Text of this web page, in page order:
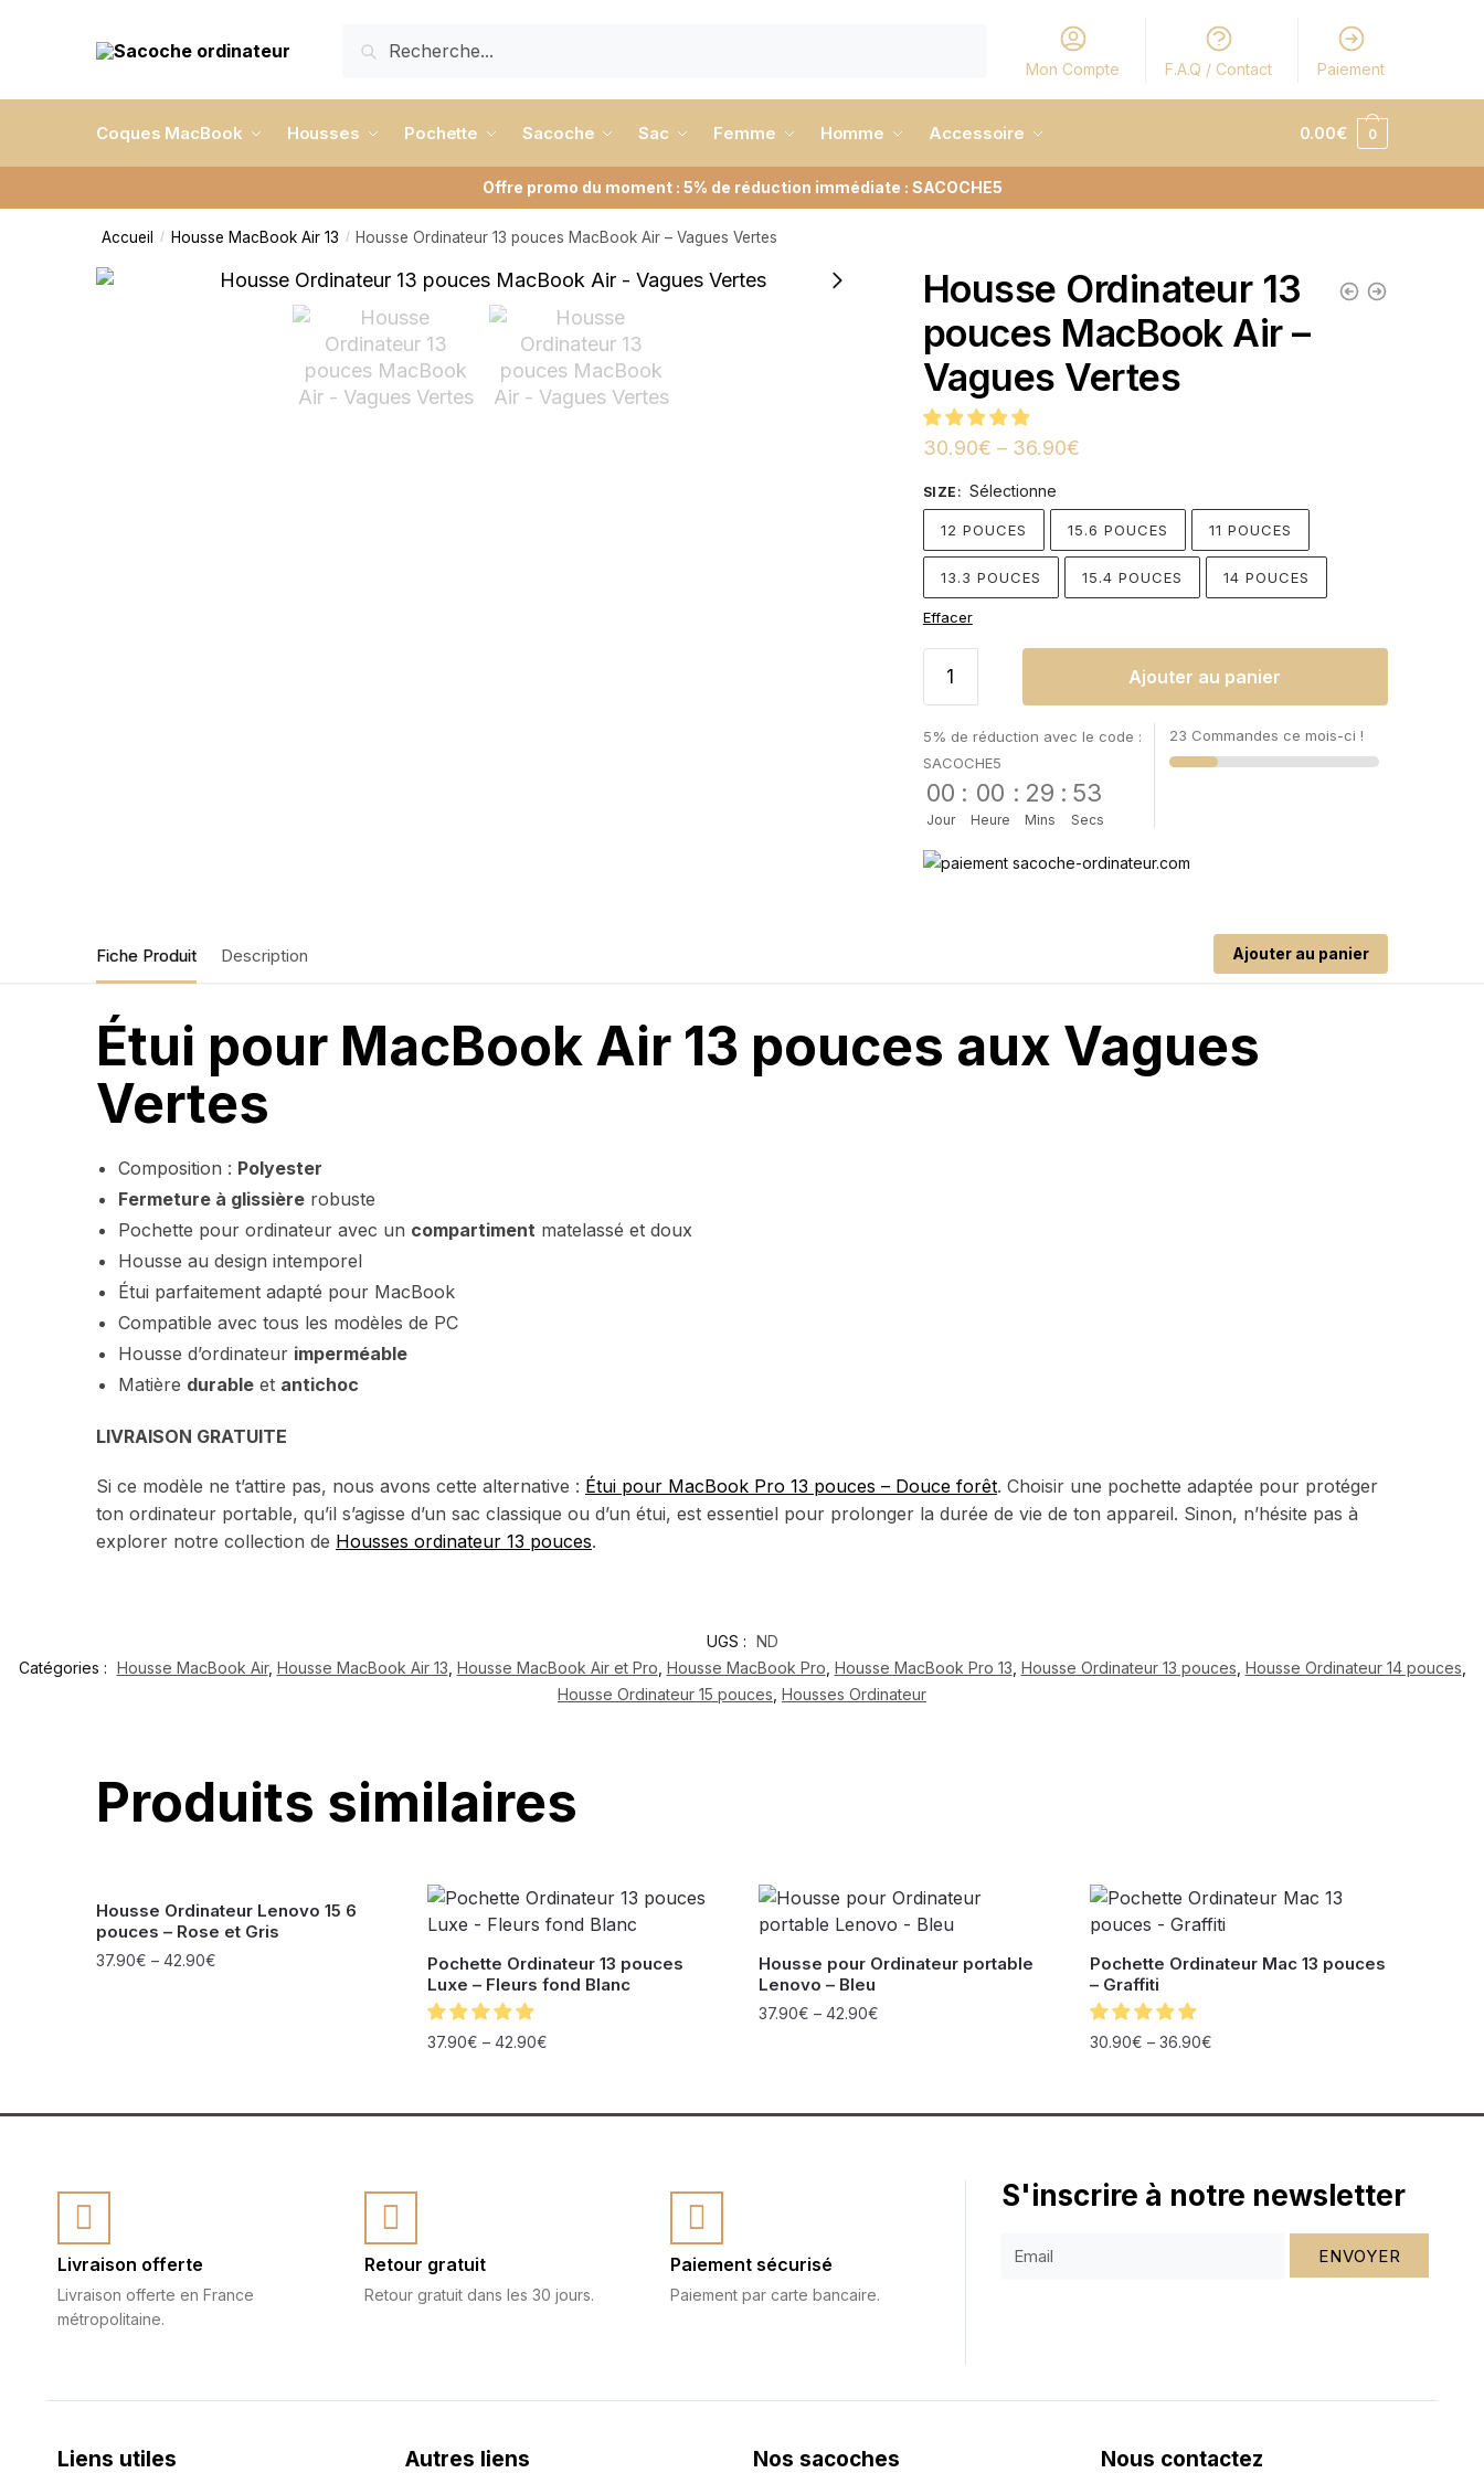
Mon Compte F.A.Q / Contact Paiement
Coques MacBook Housses Pochette Sacoche Sac Femme Homme Accessoire 0.00€ 0
Offre promo du moment : 5% de réduction immédiate : SACOCHE5
Accueil / Housse MacBook Air 13 / Housse Ordinateur 13 pouces MacBook Air – Vagues Vertes
Housse Ordinateur 13
pouces MacBook Air –
Vagues Vertes
30.90€ – 36.90€
SIZE : Sélectionne
12 POUCES 15.6 POUCES 11 POUCES
13.3 POUCES 15.4 POUCES 14 POUCES
Effacer
Ajouter au panier
5% de réduction avec le code :
SACOCHE5
00
Jour
: 00
Heure
: 29
Mins
: 52
Secs
23 Commandes ce mois-ci !
Fiche Produit Description Ajouter au panier
Étui pour MacBook Air 13 pouces aux Vagues
Vertes
Composition : Polyester
Fermeture à glissière robuste
Pochette pour ordinateur avec un compartiment matelassé et doux
Housse au design intemporel
Étui parfaitement adapté pour MacBook
Compatible avec tous les modèles de PC
Housse d’ordinateur imperméable
Matière durable et antichoc
LIVRAISON GRATUITE
Si ce modèle ne t’attire pas, nous avons cette alternative : Étui pour MacBook Pro 13 pouces – Douce forêt. Choisir une pochette adaptée pour protéger
ton ordinateur portable, qu’il s’agisse d’un sac classique ou d’un étui, est essentiel pour prolonger la durée de vie de ton appareil. Sinon, n’hésite pas à
explorer notre collection de Housses ordinateur 13 pouces.
UGS : ND
Catégories : Housse MacBook Air, Housse MacBook Air 13 Housse MacBook Air et Pro Housse MacBook Pro Housse MacBook Pro 13 Housse Ordinateur 13 pouces Housse Ordinateur 14 pouces
Housse Ordinateur 15 pouces Housses Ordinateur
Produits similaires
Housse Ordinateur Lenovo 15 6
pouces – Rose et Gris
37.90€ –42.90€
Pochette Ordinateur 13 pouces
Luxe – Fleurs fond Blanc
37.90€ – 42.90€
Housse pour Ordinateur portable
Lenovo – Bleu
37.90€ – 42.90€
Pochette Ordinateur Mac 13 pouces
– Graffiti
30.90€ – 36.90€
Livraison offerte
Livraison offerte en France
métropolitaine.
Retour gratuit
Retour gratuit dans les 30 jours.
Paiement sécurisé
Paiement par carte bancaire.
S'inscrire à notre newsletter
ENVOYER
Liens utiles Autres liens Nos sacoches Nous contactez